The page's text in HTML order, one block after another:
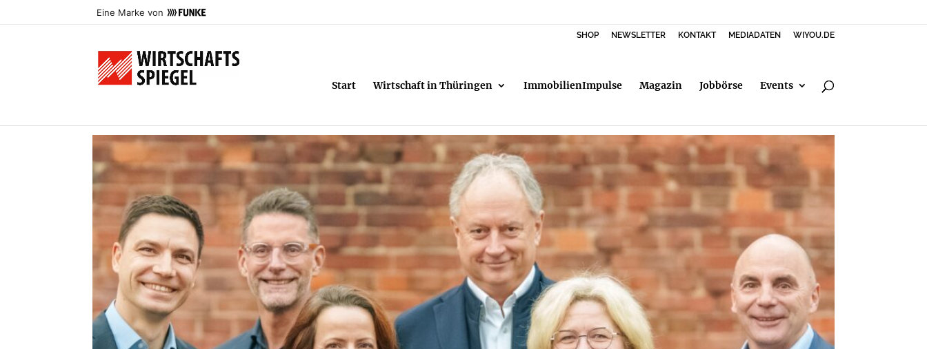
Eine Marke von
SHOP NEWSLETTER KONTAKT MEDIADATEN WIYOU.DE
Start Wirtschaft in Thüringen ImmobilienImpulse Magazin Jobbörse Events